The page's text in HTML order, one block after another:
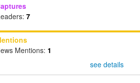
7
Mentions: 1
see details